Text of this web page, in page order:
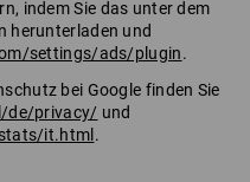
indem Sie das unter dem
herunterladen und
settings/ads/plugin.
bei Google finden Sie
de/privacy/ und
it.html .